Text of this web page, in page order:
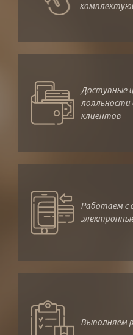
Доступные
клиентов
Работаем с
Выполняем